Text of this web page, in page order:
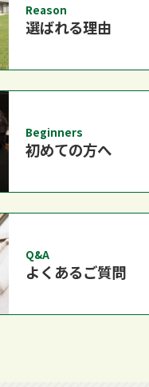
Reason
選ばれる理由
Beginners
初めての方へ
Q&A
よくあるご質問